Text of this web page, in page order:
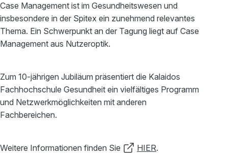
Case Management ist im Gesundheitswesen und
insbesondere in der Spitex ein zunehmend relevantes
Thema. Ein Schwerpunkt an der Tagung liegt auf Case
Management aus Nutzeroptik.
Zum 10-jährigen Jubiläum präsentiert die Kalaidos
Fachhochschule Gesundheit ein vielfältiges Programm
und Netzwerkmöglichkeiten mit anderen
Fachbereichen.
Weitere Informationen finden Sie HIER.